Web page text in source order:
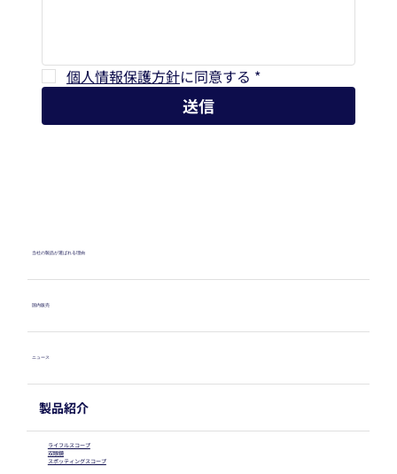
個人情報保護方針に同意する *
送信
当社の製品が選ばれる理由
国内販売
ニュース
製品紹介
ライフルスコープ
双眼鏡
スポッティングスコープ